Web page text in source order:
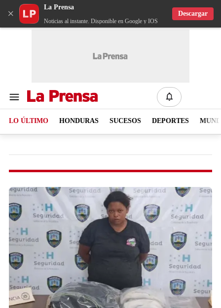
×
La Prensa
Noticias al instante. Disponible en Google y IOS
Descargar
LO ÚLTIMO HONDURAS SUCESOS DEPORTES